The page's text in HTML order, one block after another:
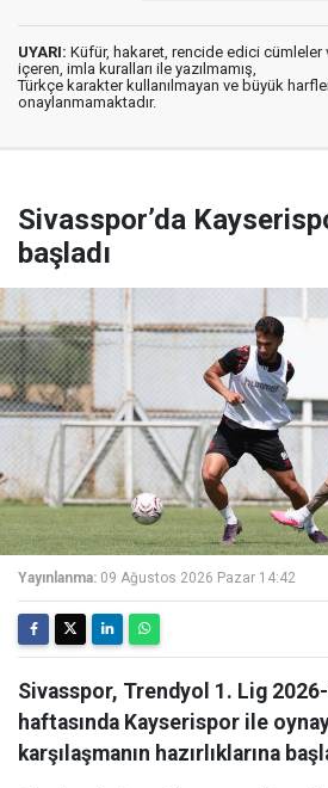
UYARI: Küfür, hakaret, rencide edici cümleler
içeren, imla kuralları ile yazılmamış,
Türkçe karakter kullanılmayan ve büyük
onaylanmamaktadır.
Sivasspor’da
başladı
Yayınlanma: 09 Ağustos 2026 Pazar 14:42
Sivasspor, Trendyol 1. Lig
haftasında Kayserispor ile
karşılaşmanın hazırlıklarına